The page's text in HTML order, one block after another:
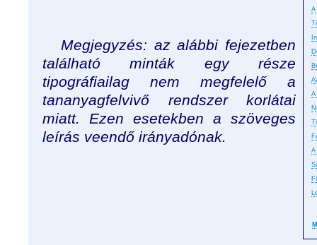
A
A
A
Megjegyzés: az alábbi fejezetben
található minták egy része
tipográfiailag nem megfelelő a
tananyagfelvivő rendszer korlátai
miatt. Ezen esetekben a szöveges
leírás veendő irányadónak.